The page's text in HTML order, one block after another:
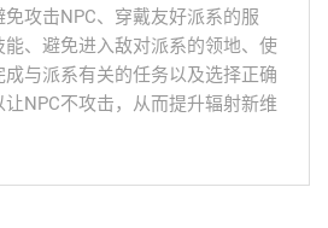
攻击NPC、穿戴友好派系的服
、避免进入敌对派系的领地、使
与派系有关的任务以及选择正确
NPC不攻击，从而提升辐射新维